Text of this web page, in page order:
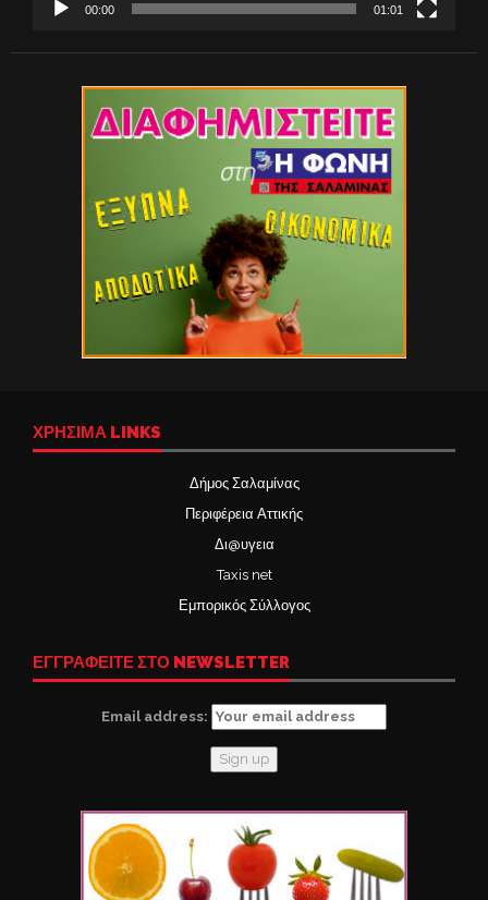
00:00 01:01
ΧΡΉΣΙΜΑ LINKS
Δήμος Σαλαμίνας
Περιφέρεια Αττικής
Δι@υγεια
Taxis net
Εμπορικός Σύλλογος
ΕΓΓΡΑΦΕΙΤΕ ΣΤΟ NEWSLETTER
Email address: